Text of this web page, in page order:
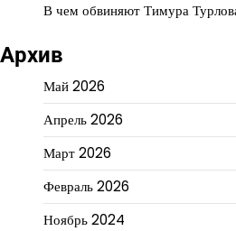
В чем обвиняют Тимура
Архив
Май 2026
Апрель 2026
Март 2026
Февраль 2026
Ноябрь 2024